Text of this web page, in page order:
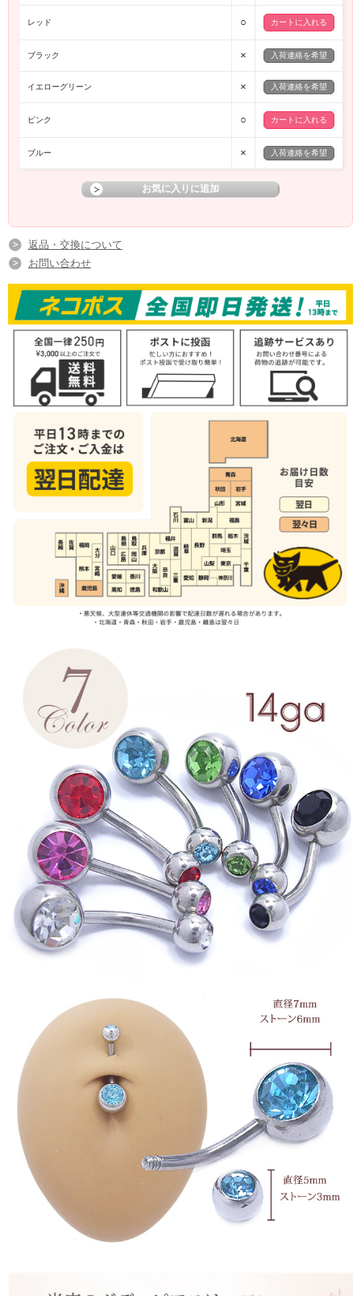
レッド ○
ブラック × 入荷連絡を希望
イエローグリーン × 入荷連絡を希望
ピンク ○
ブルー × 入荷連絡を希望
返品・交換について
お問い合わせ